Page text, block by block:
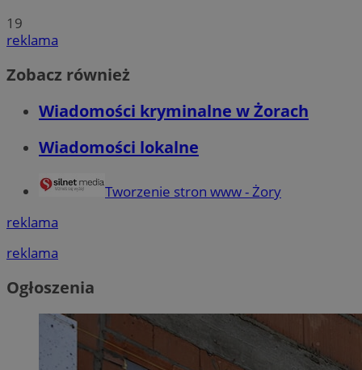
19
reklama
Zobacz również
Wiadomości kryminalne w Żorach
Wiadomości lokalne
Tworzenie stron www - Żory
reklama
reklama
Ogłoszenia